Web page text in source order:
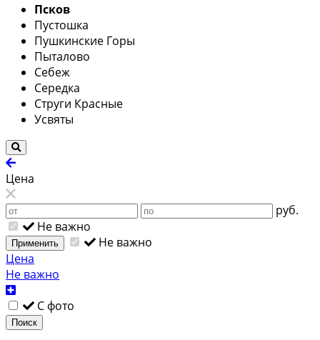
Псков
Пустошка
Пушкинские Горы
Пыталово
Себеж
Середка
Струги Красные
Усвяты
Цена
руб.
Не важно
Применить
Не важно
Цена
Не важно
С фото
Поиск